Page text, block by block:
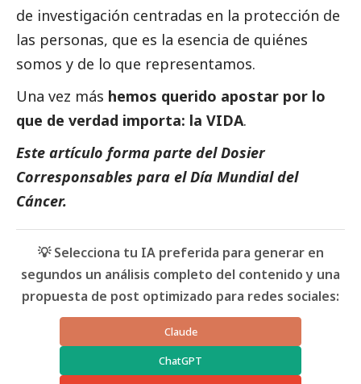
de investigación centradas en la protección de
las personas, que es la esencia de quiénes
somos y de lo que representamos.
Una vez más hemos querido apostar por lo
que de verdad importa: la VIDA.
Este artículo forma parte delDosier
Corresponsables para el Día Mundial del
Cáncer.
💡 Selecciona tu IA preferida para generar en
segundos un análisis completo del contenido y una
propuesta de post optimizado para redes sociales:
Claude
ChatGPT